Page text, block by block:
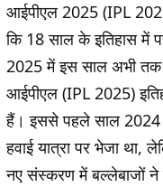
आईपीएल 2025 (IPL
कि 18 साल के इतिहास में
2025 में इस साल अभी
आईपीएल (IPL 2025)
हैं। इससे पहले साल 2024
हवाई यात्रा पर भेजा था,
नए संस्करण में बल्लेबाजों ने